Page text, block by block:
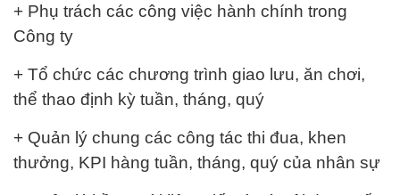
+ Phụ trách các công việc hành chính trong
Công ty
+ Tổ chức các chương trình giao lưu, ăn chơi,
thể thao định kỳ tuần, tháng, quý
+ Quản lý chung các công tác thi đua, khen
thưởng, KPI hàng tuần, tháng, quý của nhân sự